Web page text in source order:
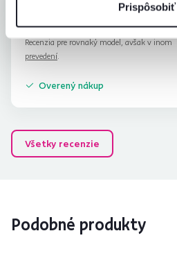
Prispôsobiť
Slovensko
Recenzia pre rovnaký model, avšak v inom
prevedení.
Overený nákup
Všetky recenzie
Podobné produkty